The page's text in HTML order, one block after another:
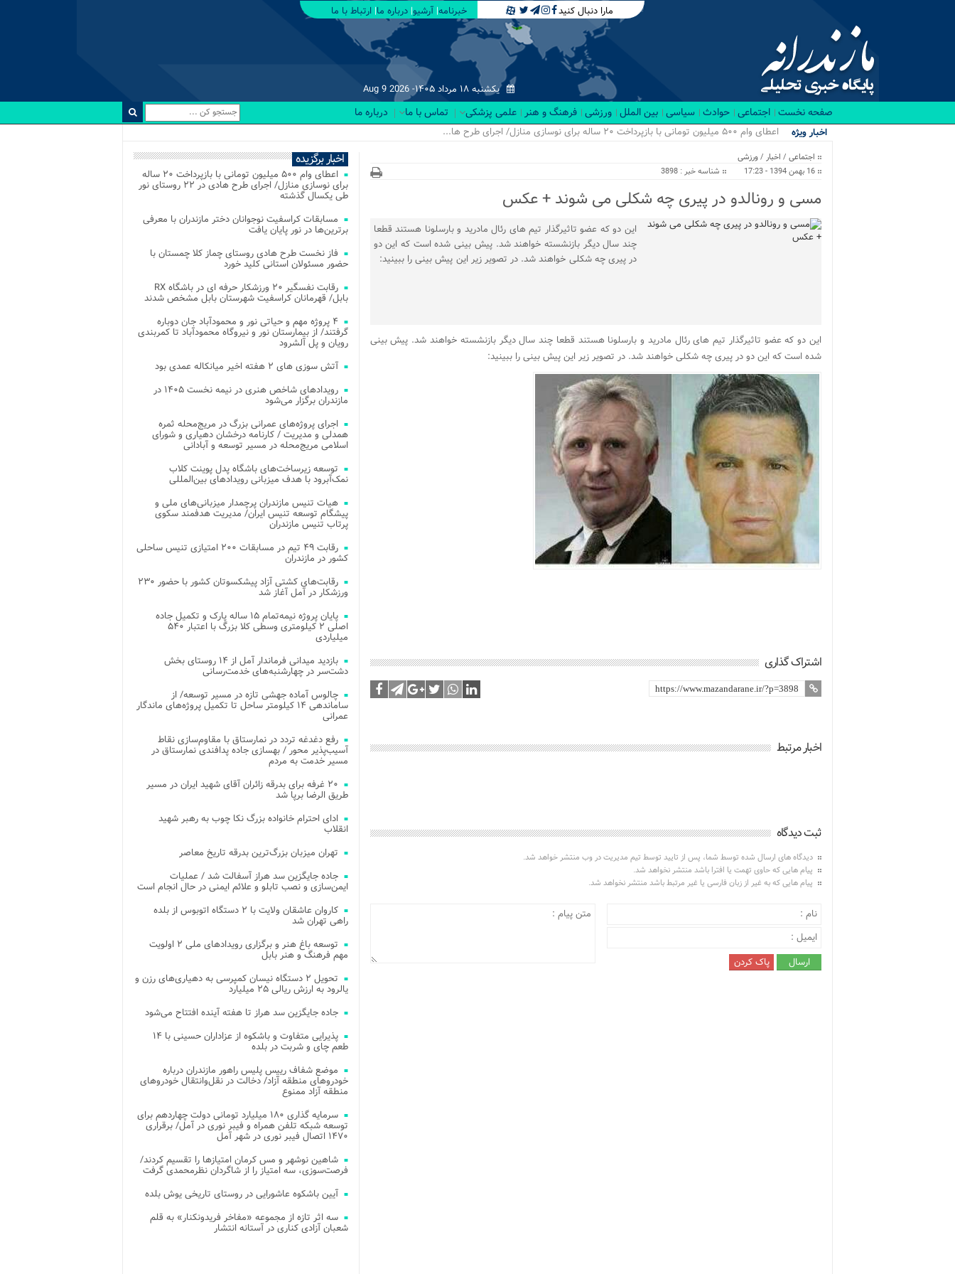
مارا دنبال کنید خبرنامه آرشیو درباره ما ارتباط با ما
یکشنبه ۱۸ مرداد ۱۴۰۵- Aug 9 2026
صفحه نخست اجتماعی حوادث سیاسی بین الملل ورزشی فرهنگ و هنر علمی پزشکی تماس با ما درباره ما
اخبار ویژه اعطای وام ۵۰۰ میلیون تومانی با بازپرداخت ۲۰ ساله برای نوسازی منازل/ اجرای طرح ها...
اجتماعی / اخبار /ورزشی
16 بهمن 1394 - 17:23
شناسه خبر : 3898
مسی و رونالدو در پیری چه شکلی می شوند + عکس
این دو که عضو تاثیرگذار تیم های رئال مادرید و بارسلونا هستند قطعا
چند سال دیگر بازنشسته خواهند شد. پیش بینی شده است که این دو
در پیری چه شکلی خواهند شد. در تصویر زیر این پیش بینی را ببینید:
این دو که عضو تاثیرگذار تیم های رئال مادرید و بارسلونا هستند قطعا چند سال دیگر بازنشسته خواهند شد. پیش بینی
شده است که این دو در پیری چه شکلی خواهند شد. در تصویر زیر این پیش بینی را ببینید:
اشتراک گذاری
اخبار مرتبط
ثبت دیدگاه
دیدگاه های ارسال شده توسط شما، پس از تایید توسط تیم مدیریت در وب منتشر خواهد شد.
پیام هایی که حاوی تهمت یا افترا باشد منتشر نخواهد شد.
پیام هایی که به غیر از زبان فارسی یا غیر مرتبط باشد منتشر نخواهد شد.
اخبار برگزیده
اعطای وام ۵۰۰ میلیون تومانی با بازپرداخت ۲۰ ساله
برای نوسازی منازل/ اجرای طرح هادی در ۲۲ روستای نور
طی یکسال گذشته
مسابقات کراسفیت نوجوانان دختر مازندران با معرفی
برترین‌ها در نور پایان یافت
فاز نخست طرح هادی روستای چماز کلا چمستان با
حضور مسئولان استانی کلید خورد
رقابت نفسگیر ۲۰ ورزشکار حرفه ای در باشگاه RX
بابل/ قهرمانان کراسفیت شهرستان بابل مشخص شدند
۴ پروژه مهم و حیاتی نور و محمودآباد جان دوباره
گرفتند/ از بیمارستان نور و نیروگاه محمودآباد تا کمربندی
رویان و پل آلشرود
آتش‌ سوزی‌ های ۲ هفته اخیر میانکاله عمدی بود
رویدادهای شاخص هنری در نیمه نخست ۱۴۰۵ در
مازندران برگزار می‌شود
اجرای پروژه‌های عمرانی بزرگ در مریج‌محله ثمره
همدلی و مدیریت / کارنامه درخشان دهیاری و شورای
اسلامی مریج‌محله در مسیر توسعه و آبادانی
توسعه زیرساخت‌های باشگاه پدل پوینت کلاب
نمک‌آبرود با هدف میزبانی رویدادهای بین‌المللی
هیات تنیس مازندران پرچمدار میزبانی‌های ملی و
پیشگام توسعه تنیس ایران/ مدیریت هدفمند سکوی
پرتاب تنیس مازندران
رقابت ۴۹ تیم در مسابقات ۲۰۰ امتیازی تنیس ساحلی
کشور در مازندران
رقابت‌های کشتی آزاد پیشکسوتان کشور با حضور ۲۳۰
ورزشکار در آمل آغاز شد
پایان پروژه نیمه‌تمام ۱۵ ساله پارک و تکمیل جاده
اصلی ۲ کیلومتری وسطی کلا بزرگ با اعتبار ۵۴۰
میلیاردی
بازدید میدانی فرماندار آمل از ۱۴ روستای بخش
دشت‌سر در چهارشنبه‌های خدمت‌رسانی
چالوس آماده جهشی تازه در مسیر توسعه/ از
ساماندهی ۱۴ کیلومتر ساحل تا تکمیل پروژه‌های ماندگار
عمرانی
رفع دغدغه تردد در نمارستاق با مقاوم‌سازی نقاط
آسیب‌پذیر محور / بهسازی جاده پدافندی نمارستاق در
مسیر خدمت به مردم
۲۰ غرفه برای بدرقه زائران آقای شهید ایران در مسیر
طریق الرضا برپا شد
ادای احترام خانواده بزرگ نکا چوب به رهبر شهید
انقلاب
تهران میزبان بزرگ‌ترین بدرقه تاریخ معاصر
جاده جایگزین سد هراز آسفالت شد / عملیات
ایمن‌سازی و نصب تابلو و علائم ایمنی در حال انجام است
کاروان عاشقان ولایت با ۲ دستگاه اتوبوس از بلده
راهی تهران شد
توسعه باغ هنر و برگزاری رویدادهای ملی ۲ اولویت
مهم فرهنگ و هنر بابل
تحویل ۲ دستگاه نیسان کمپرسی به دهیاری‌های رزن و
یالرود به ارزش ریالی ۲۵ میلیارد
جاده جایگزین سد هراز تا هفته آینده افتتاح می‌شود
پذیرایی متفاوت و باشکوه از عزاداران حسینی با ۱۴
طعم چای و شربت در بلده
موضع شفاف رییس پلیس راهور مازندران درباره
خودروهای منطقه آزاد/ دخالت در نقل‌وانتقال خودروهای
منطقه آزاد ممنوع
سرمایه گذاری ۱۸۰ میلیارد تومانی دولت چهاردهم برای
توسعه شبکه تلفن همراه و فیبر نوری در آمل/ برقراری
۱۴۷۰ اتصال فیبر نوری در شهر آمل
شاهین نوشهر و مس کرمان امتیازها را تقسیم کردند/
فرصت‌سوزی، سه امتیاز را از شاگردان نظرمحمدی گرفت
آیین باشکوه عاشورایی در روستای تاریخی یوش بلده
سه اثر تازه از مجموعه «مفاخر فریدونکنار» به قلم
شعبان آزادی کناری در آستانه انتشار